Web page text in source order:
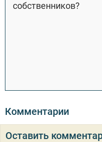
собственников?
Комментарии
Оставить